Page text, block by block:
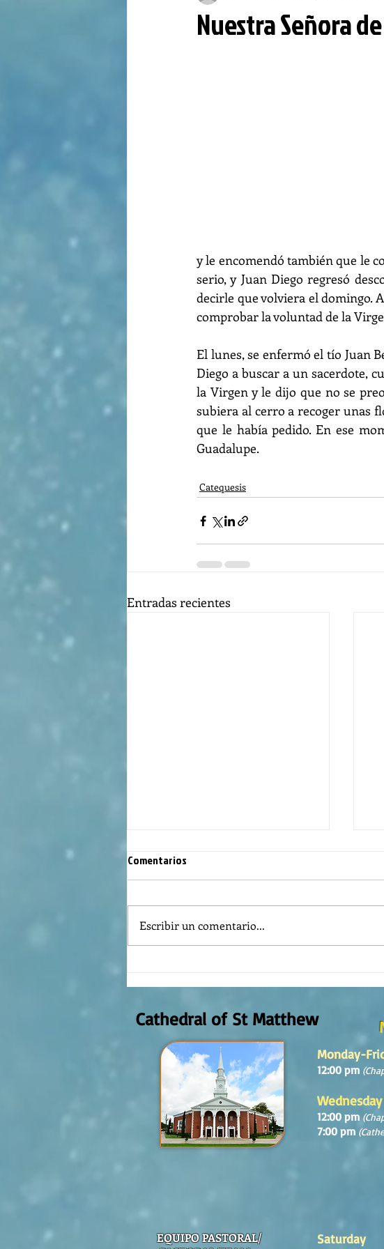
Nuestra Señora
y le encomendó también que le
serio, y Juan Diego regresó
decirle que volviera el domingo.
comprobar la voluntad de la
El lunes, se enfermó el tío Juan
Diego a buscar a un sacerdote,
la Virgen y le dijo que no se
subiera al cerro a recoger unas
que le había pedido. En ese
Guadalupe.
Catequesis
Entradas recientes
Comentarios
Escribir un comentario...
Cathedral of St Matthew
Monday-
12:00 pm
Wednesday
12:00 pm
7:00 pm
EQUIPO PASTORAL/
Saturday